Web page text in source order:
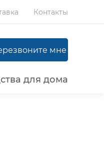
Контакты
мне
для дома